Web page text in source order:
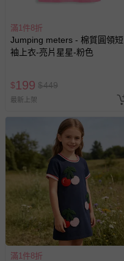
滿1件8折
Jumping meters - 棉質圓領短
袖上衣-亮片星星-粉色
$199 $449
最新上架
滿1件8折